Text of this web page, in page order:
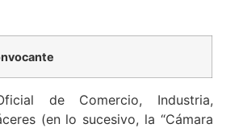
de Comercio, Industria,
(en lo sucesivo, la “Cámara